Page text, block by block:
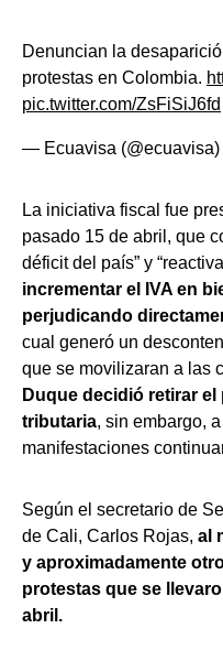
Denuncian la
protestas en Colombia.
pic.twitter.com/ZsFiSiJ6fd
— Ecuavisa (@ecuavisa)
La iniciativa fiscal fue
pasado 15 de abril, que
déficit del país” y
incrementar el IVA en
perjudicando
cual generó un
que se movilizaran a las
Duque decidió retirar
tributaria, sin embargo,
manifestaciones
Según el secretario de
de Cali, Carlos Rojas, al
y aproximadamente
protestas que se
abril.